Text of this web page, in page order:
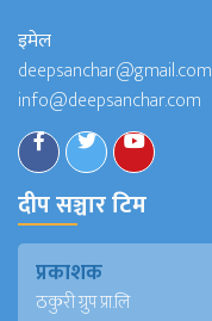
इमेल
deepsanchar@gmail.com
info@deepsanchar.com
दीप सञ्चार टिम
प्रकाशक
ठकुरी ग्रुप प्रा.लि